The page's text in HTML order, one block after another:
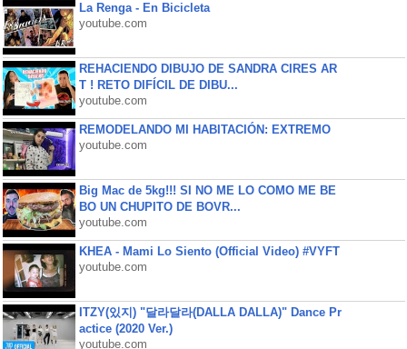
La Renga - En Bicicleta
youtube.com
REHACIENDO DIBUJO DE SANDRA CIRES AR
T ! RETO DIFÍCIL DE DIBU...
youtube.com
REMODELANDO MI HABITACIÓN: EXTREMO
youtube.com
Big Mac de 5kg!!! SI NO ME LO COMO ME BE
BO UN CHUPITO DE BOVR...
youtube.com
KHEA - Mami Lo Siento (Official Video) #VYFT
youtube.com
ITZY(있지) "달라달라(DALLA DALLA)" Dance Pr
actice (2020 Ver.)
youtube.com